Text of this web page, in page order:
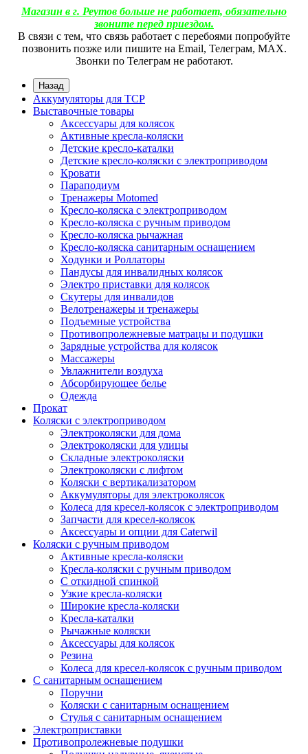
Магазин в г. Реутов больше не работает, обязательно
звоните перед приездом.
В связи с тем, что связь работает с перебоями попробуйте
позвонить позже или пишите на Email, Телеграм, МАХ.
Звонки по Телеграм не работают.
Назад
Аккумуляторы для ТСР
Выставочные товары
Аксессуары для колясок
Активные кресла-коляски
Детские кресло-каталки
Детские кресло-коляски с электроприводом
Кровати
Параподиум
Тренажеры Motomed
Кресло-коляска с электроприводом
Кресло-коляска с ручным приводом
Кресло-коляска рычажная
Кресло-коляска санитарным оснащением
Ходунки и Роллаторы
Пандусы для инвалидных колясок
Электро приставки для колясок
Скутеры для инвалидов
Велотренажеры и тренажеры
Подъемные устройства
Противопролежневые матрацы и подушки
Зарядные устройства для колясок
Массажеры
Увлажнители воздуха
Абсорбирующее белье
Одежда
Прокат
Коляски с электроприводом
Электроколяски для дома
Электроколяски для улицы
Складные электроколяски
Электроколяски с лифтом
Коляски с вертикализатором
Аккумуляторы для электроколясок
Колеса для кресел-колясок с электроприводом
Запчасти для кресел-колясок
Аксессуары и опции для Caterwil
Коляски с ручным приводом
Активные кресла-коляски
Кресла-коляски с ручным приводом
С откидной спинкой
Узкие кресла-коляски
Широкие кресла-коляски
Кресла-каталки
Рычажные коляски
Аксессуары для колясок
Резина
Колеса для кресел-колясок с ручным приводом
С санитарным оснащением
Поручни
Коляски с санитарным оснащением
Стулья с санитарным оснащением
Электроприставки
Противопролежневые подушки